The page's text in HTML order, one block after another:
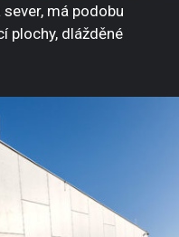
má podobu
plochy, dlážděné